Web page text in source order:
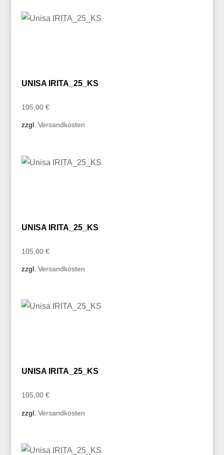
UNISA IRITA_25_KS
105,00 €
zzgl. Versandkosten
UNISA IRITA_25_KS
105,00 €
zzgl. Versandkosten
UNISA IRITA_25_KS
105,00 €
zzgl. Versandkosten